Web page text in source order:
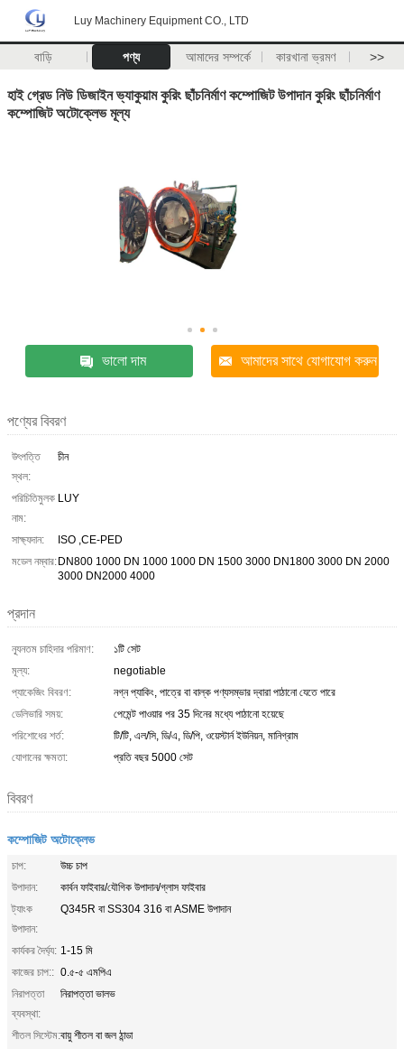
Luy Machinery Equipment CO., LTD
বাড়ি পণ্য আমাদের সম্পর্কে কারখানা ভ্রমণ >>
হাই গ্রেড নিউ ডিজাইন ভ্যাকুয়াম কুরিং ছাঁচনির্মাণ কম্পোজিট উপাদান কুরিং ছাঁচনির্মাণ
কম্পোজিট অটোক্লেভ মূল্য
ভালো দাম আমাদের সাথে যোগাযোগ করুন
পণ্যের বিবরণ
উৎপত্তি
স্থল:
চীন
পরিচিতিমুলক
নাম:
LUY
সাক্ষ্যদান:
ISO ,CE-PED
মডেল নম্বার:DN800 1000 DN 1000 1000 DN 1500 3000 DN1800 3000 DN 2000
3000 DN2000 4000
প্রদান
ন্যূনতম চাহিদার পরিমাণ:
১টি সেট
মূল্য:
negotiable
প্যাকেজিং বিবরণ:
নগ্ন প্যাকিং, পাত্রে বা বাল্ক পণ্যসম্ভার দ্বারা পাঠানো যেতে পারে
ডেলিভারি সময়:
পেমেন্ট পাওয়ার পর 35 দিনের মধ্যে পাঠানো হয়েছে
পরিশোধের শর্ত:
টি/টি, এল/সি, ডি/এ, ডি/পি, ওয়েস্টার্ন ইউনিয়ন, মানিগ্রাম
যোগানের ক্ষমতা:
প্রতি বছর 5000 সেট
বিবরণ
কম্পোজিট অটোক্লেভ
চাপ:
উচ্চ চাপ
উপাদান:
কার্বন ফাইবার/যৌগিক উপাদান/গ্লাস ফাইবার
ট্যাংক
উপাদান:
Q345R বা SS304 316 বা ASME উপাদান
কার্যকর দৈর্ঘ্য: 1-15 মি
কাজের চাপ:: 0.৫-৫ এমপিএ
নিরাপত্তা
ব্যবস্থা:
নিরাপত্তা ভালভ
শীতল সিস্টেম:বায়ু শীতল বা জল ঠান্ডা